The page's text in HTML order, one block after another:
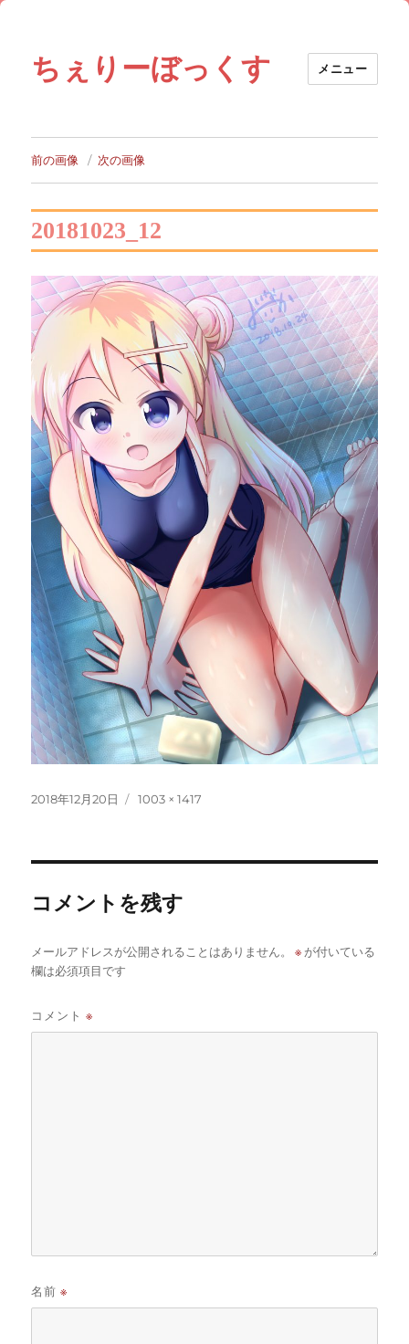
ちぇりーぼっくす メニュー
前の画像 次の画像
20181023_12
投
2018年12月20日
フ
1003 × 1417
コメントを残す
メールアドレスが公開されることはありません。 ※ が付いている
欄は必須項目です
コメント※
名前※